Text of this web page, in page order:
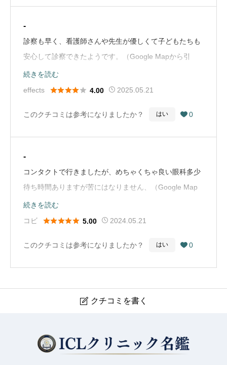
外のレンズを入れたいなぁと思案中です。両目で60万く
-
診察も早く、看護師さんや先生が優しくて子どもたちも
安心して診察できたようです。（Google Mapから引
用）
続きを読む
effects
 4.00 2025.05.21
このクチコミは参考になりましたか？ はい  0
-
コンタクトで行きましたが、めちゃくちゃ良い眼科多少
待ち時間ありますが苦にはなりません、（Google Map
から引用）
続きを読む
コビ
 5.00 2024.05.21
このクチコミは参考になりましたか？ はい  0
 クチコミを書く
現在クチコミは投稿できません。